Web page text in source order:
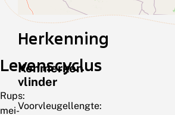
Levenscyclus
Rups:
mei-
Herkenning
Kenmerken
vlinder
Voorvleugellengte: